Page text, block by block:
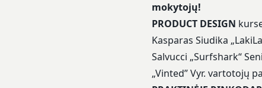
mokytojų!
PRODUCT DESIGN
Kasparas Siudika
Salvucci „Surfshark“
„Vinted” Vyr. vartotojų